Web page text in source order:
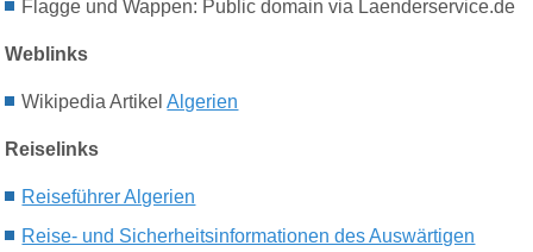
Flagge und Wappen: Public domain via Laenderservice.de
Weblinks
Wikipedia ArtikelAlgerien
Reiselinks
Reiseführer Algerien
Reise- und Sicherheitsinformationen des Auswärtigen